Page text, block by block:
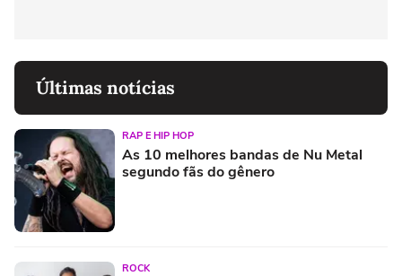
Últimas notícias
RAP E HIP HOP
As 10 melhores bandas de Nu Metal
segundo fãs do gênero
ROCK